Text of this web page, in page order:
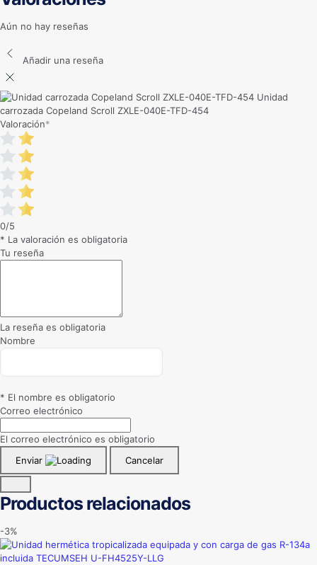
Aún no hay reseñas
Añadir una reseña
Unidad
carrozada Copeland Scroll ZXLE-040E-TFD-454
Valoración*
0/5
* La valoración es obligatoria
Tu reseña
La reseña es obligatoria
Nombre
* El nombre es obligatorio
Correo electrónico
El correo electrónico es obligatorio
Enviar
Cancelar
Productos relacionados
-3%